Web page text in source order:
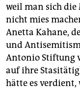
weil man sich
nicht mies
Anetta Kahane,
und
Antonio Stiftung
auf ihre
hätte es verdient,